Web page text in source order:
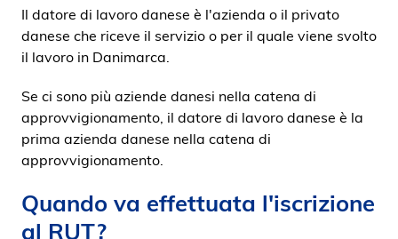
Il datore di lavoro danese è l'azienda o il privato
danese che riceve il servizio o per il quale viene svolto
il lavoro in Danimarca.
Se ci sono più aziende danesi nella catena di
approvvigionamento, il datore di lavoro danese è la
prima azienda danese nella catena di
approvvigionamento.
Quando va effettuata l'iscrizione
al RUT?